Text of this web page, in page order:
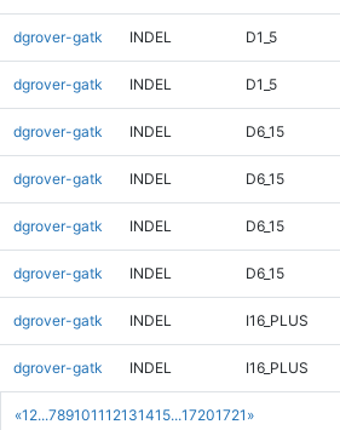
«1 2...789101112131415...17201721 »
dgrover-gatk INDEL D1_5
dgrover-gatk INDEL D1_5
dgrover-gatk INDEL D6_15
dgrover-gatk INDEL D6_15
dgrover-gatk INDEL D6_15
dgrover-gatk INDEL D6_15
dgrover-gatk INDEL I16_PLUS
dgrover-gatk INDEL I16_PLUS